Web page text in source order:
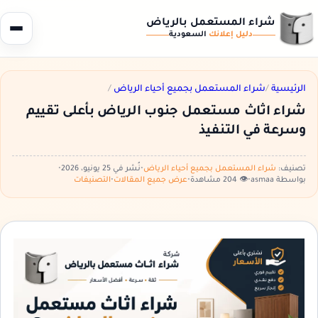
شراء المستعمل بالرياض
دليل إعلانك السعودية
الرئيسية /شراء المستعمل بجميع أحياء الرياض /
شراء اثاث مستعمل جنوب الرياض بأعلى تقييم
وسرعة في التنفيذ
تصنيف: شراء المستعمل بجميع أحياء الرياض•نُشر في 25 يونيو، 2026
•
بواسطة asmaa
•👁️ 204 مشاهدة •عرض جميع المقالات•التصنيفات